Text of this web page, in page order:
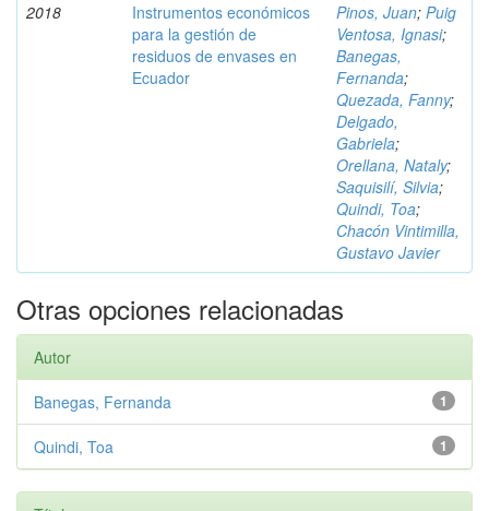
2018
Instrumentos económicos
para la gestión de
residuos de envases en
Ecuador
Pinos, Juan; Puig
Ventosa, Ignasi;
Banegas,
Fernanda;
Quezada, Fanny;
Delgado,
Gabriela;
Orellana, Nataly;
Saquisilí, Silvia;
Quindi, Toa;
Chacón Vintimilla,
Gustavo Javier
Otras opciones relacionadas
Autor
1
Banegas, Fernanda
1
Quindi, Toa